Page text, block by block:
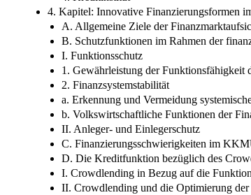
4. Kapitel: Innovative Finanzierungsformen
A. Allgemeine Ziele der
B. Schutzfunktionen im Rahmen der
I. Funktionsschutz
1. Gewährleistung der Funktionsfähigkeit
2. Finanzsystemstabilität
a. Erkennung und Vermeidung
b. Volkswirtschaftliche Funktionen der
II. Anleger- und Einlegerschutz
C. Finanzierungsschwierigkeiten im
D. Die Kreditfunktion bezüglich des
I. Crowdlending in Bezug auf die
II. Crowdlending und die Optimierung